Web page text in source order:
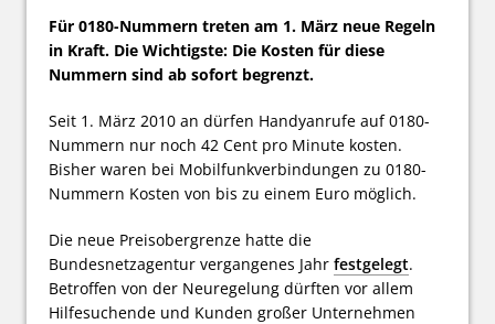
Für 0180-Nummern treten am 1. März neue Regeln
in Kraft. Die Wichtigste: Die Kosten für diese
Nummern sind ab sofort begrenzt.
Seit 1. März 2010 an dürfen Handyanrufe auf 0180-
Nummern nur noch 42 Cent pro Minute kosten.
Bisher waren bei Mobilfunkverbindungen zu 0180-
Nummern Kosten von bis zu einem Euro möglich.
Die neue Preisobergrenze hatte die
Bundesnetzagentur vergangenes Jahr festgelegt.
Betroffen von der Neuregelung dürften vor allem
Hilfesuchende und Kunden großer Unternehmen